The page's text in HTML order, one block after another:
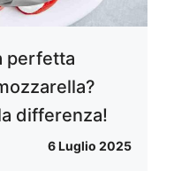
perfetta
differenza!
6 Luglio 2025